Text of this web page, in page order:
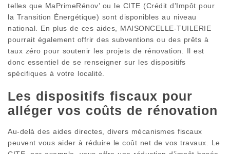
telles que MaPrimeRénov’ ou le CITE (Crédit d’Impôt pour
la Transition Énergétique) sont disponibles au niveau
national. En plus de ces aides, MAISONCELLE-TUILERIE
pourrait également offrir des subventions ou des prêts à
taux zéro pour soutenir les projets de rénovation. Il est
donc essentiel de se renseigner sur les dispositifs
spécifiques à votre localité.
Les dispositifs fiscaux pour
alléger vos coûts de rénovation
Au-delà des aides directes, divers mécanismes fiscaux
peuvent vous aider à réduire le coût net de vos travaux. Le